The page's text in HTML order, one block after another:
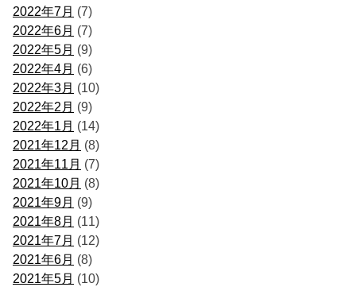
2022年7月 (7)
2022年6月 (7)
2022年5月 (9)
2022年4月 (6)
2022年3月 (10)
2022年2月 (9)
2022年1月 (14)
2021年12月 (8)
2021年11月 (7)
2021年10月 (8)
2021年9月 (9)
2021年8月 (11)
2021年7月 (12)
2021年6月 (8)
2021年5月 (10)